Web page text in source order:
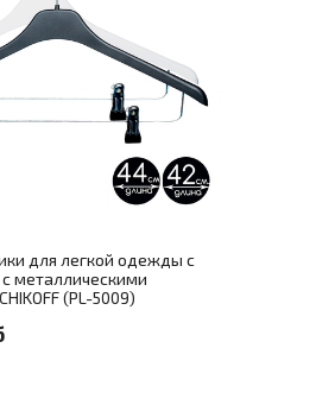
для легкой одежды с
металлическими
(PL-5009)
КЛИК
+ 1
крючок и перекладина серебро
+ 1